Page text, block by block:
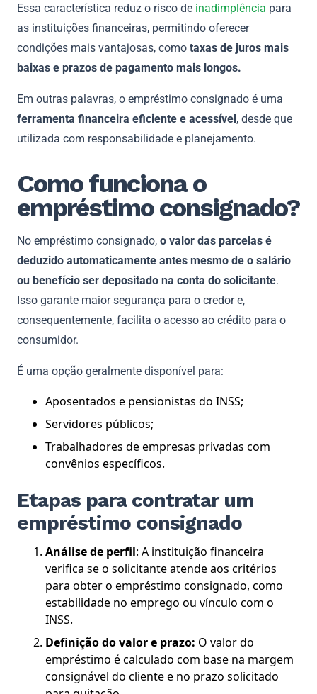
Essa característica reduz o risco de inadimplência para
as instituições financeiras, permitindo oferecer
condições mais vantajosas, como taxas de juros mais
baixas e prazos de pagamento mais longos.
Em outras palavras, o empréstimo consignado é uma
ferramenta financeira eficiente e acessível, desde que
utilizada com responsabilidade e planejamento.
Como funciona o
empréstimo consignado?
No empréstimo consignado, o valor das parcelas é
deduzido automaticamente antes mesmo de o salário
ou benefício ser depositado na conta do solicitante.
Isso garante maior segurança para o credor e,
consequentemente, facilita o acesso ao crédito para o
consumidor.
É uma opção geralmente disponível para:
Aposentados e pensionistas do INSS;
Servidores públicos;
Trabalhadores de empresas privadas com
convênios específicos.
Etapas para contratar um
empréstimo consignado
Análise de perfil: A instituição financeira
verifica se o solicitante atende aos critérios
para obter o empréstimo consignado, como
estabilidade no emprego ou vínculo com o
INSS.
Definição do valor e prazo: O valor do
empréstimo é calculado com base na margem
consignável do cliente e no prazo solicitado